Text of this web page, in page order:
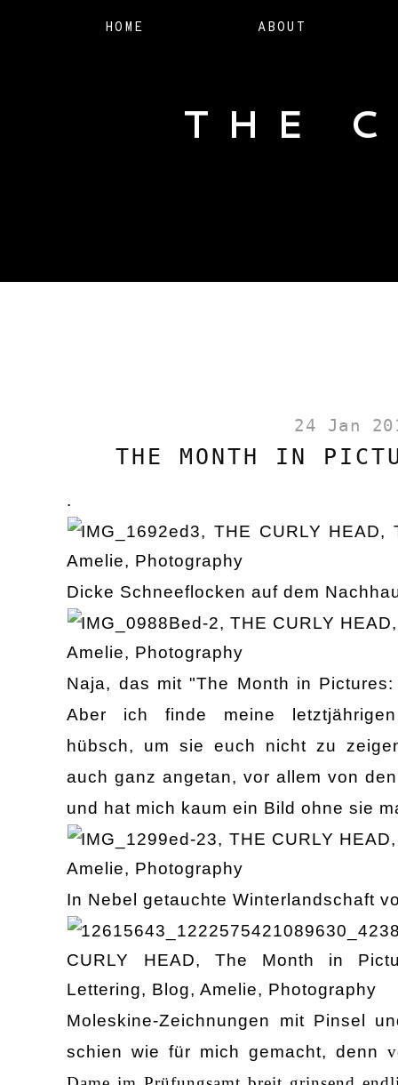
HOME ABOUT
THE
24 Jan
THE MONTH IN
.
Dicke Schneeflocken auf dem
Naja, das mit "The Month in
Aber ich finde meine
hübsch, um sie euch nicht zu
auch ganz angetan, vor allem von
und hat mich kaum ein Bild ohne sie
In Nebel getauchte Winterlandschaft
Moleskine-Zeichnungen mit Pinsel
schien wie für mich gemacht, denn